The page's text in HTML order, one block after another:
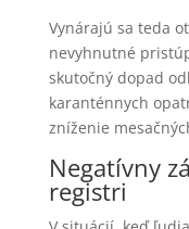
Vynárajú sa teda
nevyhnutné
skutočný dopad
karanténnych
zníženie
Negatívny
registri